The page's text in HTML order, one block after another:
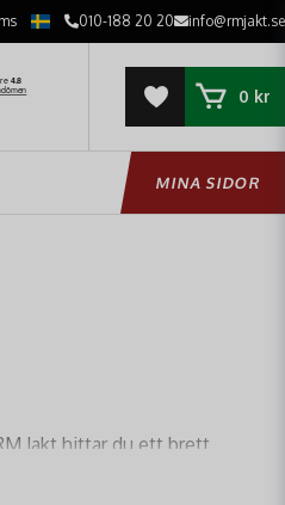
010-188 20 20 info@rmjakt.se
0 kr
MINA SIDOR
Jakt hittar du ett brett
som tidigare bara